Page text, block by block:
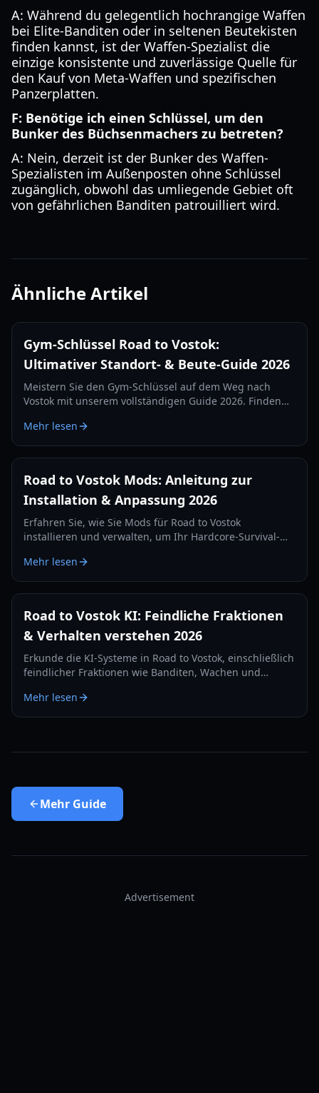
A: Während du gelegentlich hochrangige Waffen
bei Elite-Banditen oder in seltenen Beutekisten
finden kannst, ist der Waffen-Spezialist die
einzige konsistente und zuverlässige Quelle für
den Kauf von Meta-Waffen und spezifischen
Panzerplatten.
F: Benötige ich einen Schlüssel, um den
Bunker des Büchsenmachers zu betreten?
A: Nein, derzeit ist der Bunker des Waffen-
Spezialisten im Außenposten ohne Schlüssel
zugänglich, obwohl das umliegende Gebiet oft
von gefährlichen Banditen patrouilliert wird.
Ähnliche Artikel
Gym-Schlüssel Road to Vostok:
Ultimativer Standort- & Beute-Guide 2026
Meistern Sie den Gym-Schlüssel auf dem Weg nach
Vostok mit unserem vollständigen Guide 2026. Finden
Überlebensstrategien für die Schulkarte.
Mehr lesen
Road to Vostok Mods: Anleitung zur
Installation & Anpassung 2026
Erfahren Sie, wie Sie Mods für Road to Vostok
installieren und verwalten, um Ihr Hardcore-Survival-
und Best Practices für die Anpassung kennen.
Mehr lesen
Road to Vostok KI: Feindliche Fraktionen
& Verhalten verstehen 2026
Erkunde die KI-Systeme in Road to Vostok, einschließlich
feindlicher Fraktionen wie Banditen, Wachen und
im Jahr 2026 beeinflusst.
Mehr lesen
Mehr Guide
Advertisement